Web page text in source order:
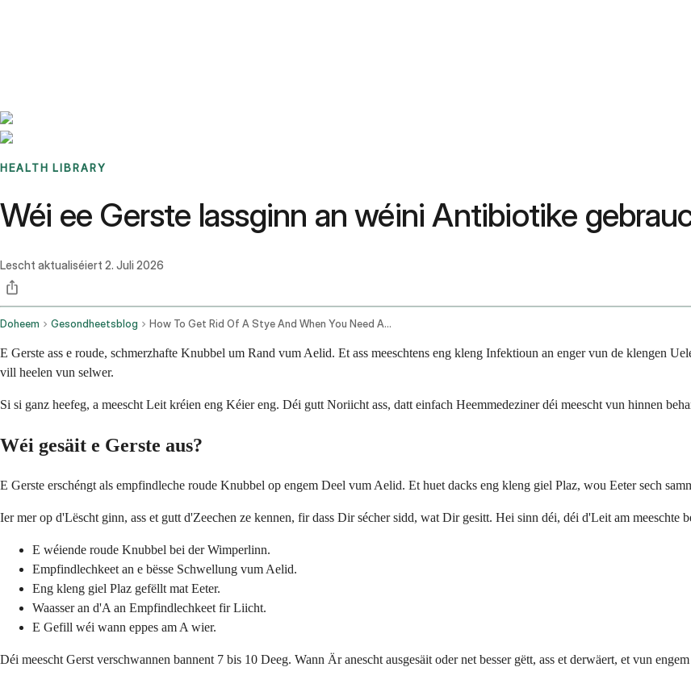
HEALTH LIBRARY
Wéi ee Gerste lassginn an wéini Antibiotike
Lescht aktualiséiert 2. Juli 2026
Doheem Gesondheetsblog How To Get Rid Of A Stye And When You Need Antibiotics
E Gerste ass e roude, schmerzhafte Knubbel um Rand vum Aelid. Et ass meeschtens eng kleng Infektioun an enger vun de klengen
vill heelen vun selwer.
Si si ganz heefeg, a meescht Leit kréien eng Kéier eng. Déi gutt Noriicht ass, datt einfach Heemmedeziner déi meescht vun hinnen
Wéi gesäit e Gerste aus?
E Gerste erschéngt als empfindleche roude Knubbel op engem Deel vum Aelid. Et huet dacks eng kleng giel Plaz, wou Eeter sech
Ier mer op d'Lëscht ginn, ass et gutt d'Zeechen ze kennen, fir dass Dir sécher sidd, wat Dir gesitt. Hei sinn déi, déi d'Leit am meeschte
E wéiende roude Knubbel bei der Wimperlinn.
Empfindlechkeet an e bësse Schwellung vum Aelid.
Eng kleng giel Plaz gefëllt mat Eeter.
Waasser an d'A an Empfindlechkeet fir Liicht.
E Gefill wéi wann eppes am A wier.
Déi meescht Gerst verschwannen bannent 7 bis 10 Deeg. Wann Är anescht ausgesäit oder net besser gëtt, ass et derwäert, et vun